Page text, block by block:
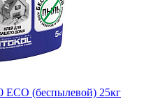
(беспылевой) 25кг